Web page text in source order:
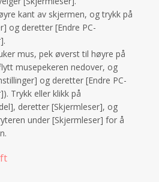
kant av skjermen, og trykk på
og deretter [Endre PC-
mus, pek øverst til høyre på
musepekeren nedover, og
og deretter [Endre PC-
Trykk eller klikk på
deretter [Skjermleser], og
under [Skjermleser] for å